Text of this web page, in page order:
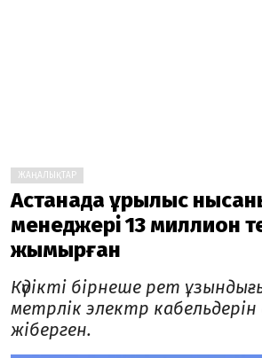
ЖАҢАЛЫҚТАР
Астанада құрылыс
менеджері 13 миллион
жымқырған
Күдікті бірнеше рет
метрлік электр
жіберген.